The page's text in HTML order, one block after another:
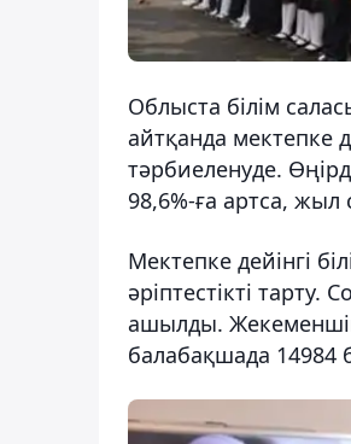
Облыста білім
айтқанда мектепке
тәрбиеленуде.
98,6%-ға артса,
Мектепке дейінгі
әріптестікті
ашылды.
балабақшада 14984